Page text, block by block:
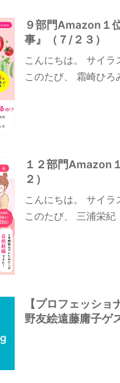
９部門Amazon１
事』（７/２３）
こんにちは。 サイ
このたび、 霜崎ひ
１２部門Amazon
２）
こんにちは。 サイ
このたび、 三浦栄
【プロフェッシ
野友絵遠藤庸子ゲ